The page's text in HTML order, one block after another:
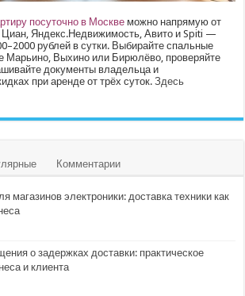
посуточно в Москве можно напрямую от
Циан, Яндекс.Недвижимость, Авито и Spiti —
рублей в сутки. Выбирайте спальные
Марьино, Выхино или Бирюлёво, проверяйте
документы владельца и
при аренде от трёх суток.Здесь
Комментарии
магазинов электроники: доставка техники как
о задержках доставки: практическое
и клиента